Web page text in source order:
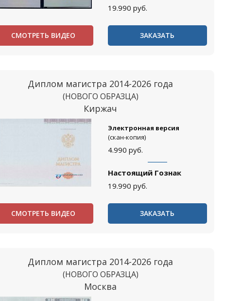
19.990 руб.
СМОТРЕТЬ ВИДЕО ЗАКАЗАТЬ
Диплом магистра 2014-2026 года
(НОВОГО ОБРАЗЦА)
Киржач
Электронная версия
(скан-копия)
4.990 руб.
Настоящий Гознак
19.990 руб.
СМОТРЕТЬ ВИДЕО ЗАКАЗАТЬ
Диплом магистра 2014-2026 года
(НОВОГО ОБРАЗЦА)
Москва